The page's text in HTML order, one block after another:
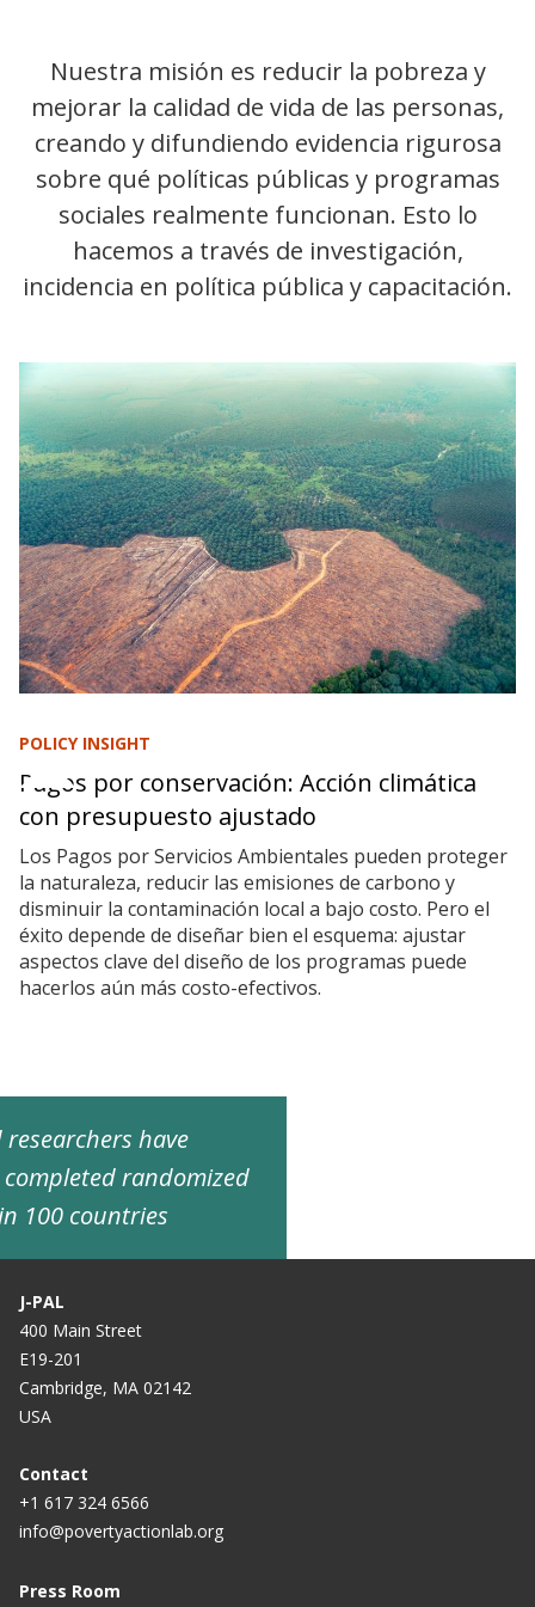
Nuestra misión es reducir la pobreza y
mejorar la calidad de vida de las personas,
creando y difundiendo evidencia rigurosa
sobre qué políticas públicas y programas
sociales realmente funcionan. Esto lo
hacemos a través de investigación,
incidencia en política pública y capacitación.
POLICY INSIGHT
Pagos por conservación: Acción climática
con presupuesto ajustado
Los Pagos por Servicios Ambientales pueden proteger
la naturaleza, reducir las emisiones de carbono y
disminuir la contaminación local a bajo costo. Pero el
éxito depende de diseñar bien el esquema: ajustar
aspectos clave del diseño de los programas puede
hacerlos aún más costo-efectivos.
researchers have
randomized
100 countries
J-PAL
400 Main Street
E19-201
Cambridge, MA 02142
USA
Contact
+1 617 324 6566
info@povertyactionlab.org
Press Room